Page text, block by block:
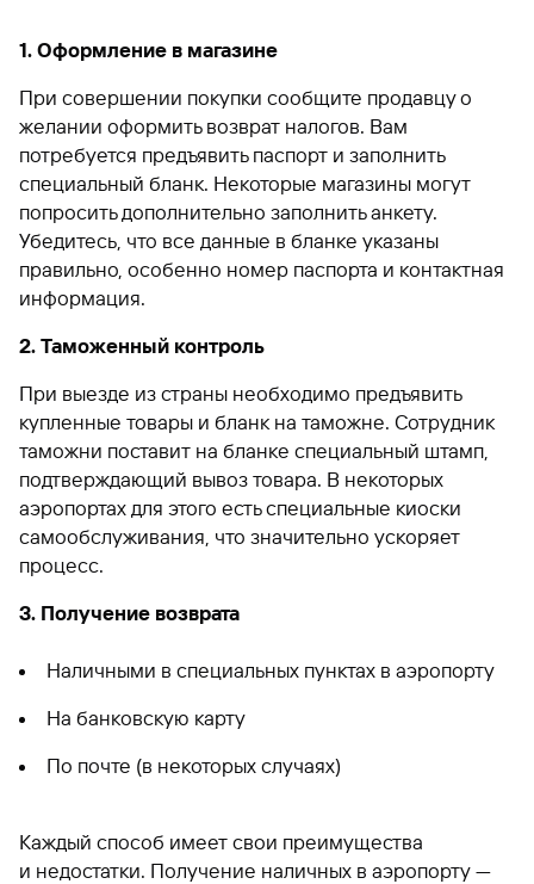
1. Оформление в магазине
При совершении покупки сообщите продавцу о
желании оформить возврат налогов. Вам
потребуется предъявить паспорт и заполнить
специальный бланк. Некоторые магазины могут
попросить дополнительно заполнить анкету.
Убедитесь, что все данные в бланке указаны
правильно, особенно номер паспорта и контактная
информация.
2. Таможенный контроль
При выезде из страны необходимо предъявить
купленные товары и бланк на таможне. Сотрудник
таможни поставит на бланке специальный штамп,
подтверждающий вывоз товара. В некоторых
аэропортах для этого есть специальные киоски
самообслуживания, что значительно ускоряет
процесс.
3. Получение возврата
Наличными в специальных пунктах в аэропорту
На банковскую карту
По почте (в некоторых случаях)
Каждый способ имеет свои преимущества
и недостатки. Получение наличных в аэропорту —